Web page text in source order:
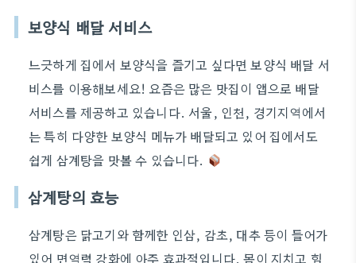
보양식 배달 서비스
느긋하게 집에서 보양식을 즐기고 싶다면 보양식 배달 서
비스를 이용해보세요! 요즘은 많은 맛집이 앱으로 배달
서비스를 제공하고 있습니다. 서울, 인천, 경기지역에서
는 특히 다양한 보양식 메뉴가 배달되고 있어 집에서도
쉽게 삼계탕을 맛볼 수 있습니다.
삼계탕의 효능
삼계탕은 닭고기와 함께한 인삼, 감초, 대추 등이 들어가
있어 면역력 강화에 아주 효과적입니다. 몸이 지치고 힘